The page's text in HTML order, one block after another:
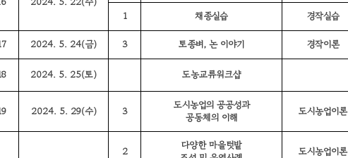
1 채종실습 경작실습
2024. 5. 24(금) 3 토종벼, 논 이야기 경작이론
2024. 5. 25(토) 도농교류워크샵
2024. 5. 29(수) 3
도시농업의 공공성과
공동체의 이해
도시농업이론
2
다양한 마을텃밭
도시농업이론